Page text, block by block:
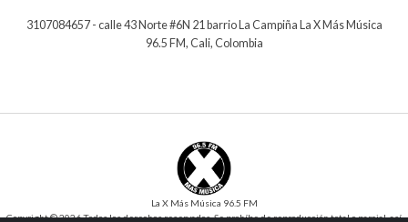
3107084657 - calle 43 Norte #6N 21 barrio La Campiña La X Más Música
96.5 FM, Cali, Colombia
La X Más Música 96.5 FM
Copyright © 2026 Todos los derechos reservados. Se prohíbe de reproducción total o parcial, así